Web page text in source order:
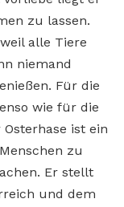
zu lassen.
alle Tiere
niemand
Für die
wie für die
Osterhase ist ein
zu
Er stellt
und dem